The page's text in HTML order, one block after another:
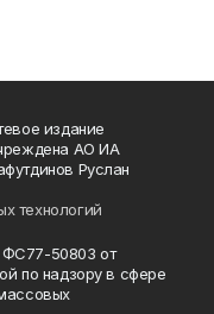
издание
АО ИА
Руслан
технологий
50803 от
по надзору в сфере